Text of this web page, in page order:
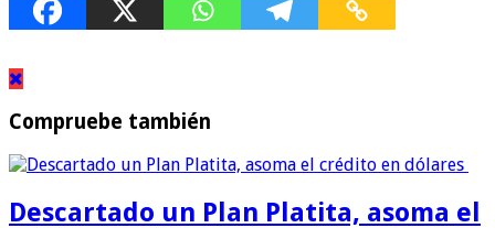
Compruebe también
Descartado un Plan Platita, asoma el